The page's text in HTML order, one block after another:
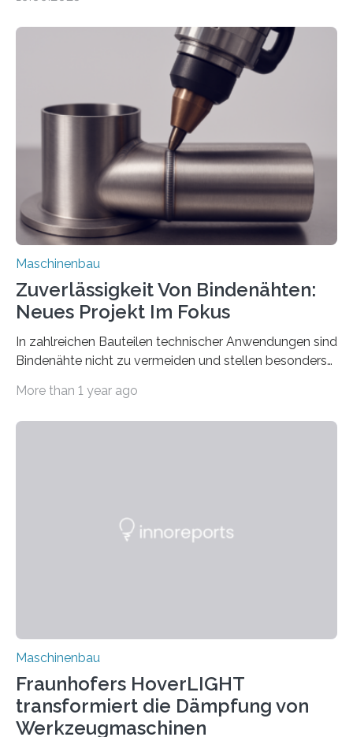
Automobil, Maschinenbau und in der Zulieferindustrie.
Teile als eine Einheit verpacken. Die Anordnung kann
der Benutzer vorgeben und erhält so mehr Kontrolle
über die Positionierung der Bauteile. Die ebenfalls neue
Automatisierungsschnittstelle dient dazu, die Software
besser in spezifische Unternehmensprozesse
einzubinden. Sankt Augustin – Zur Messe FACHPACK
vom 23. bis 25. September in Nürnberg…
Maschinenbau
Zuverlässigkeit Von Bindenähten:
Neues Projekt Im Fokus
In zahlreichen Bauteilen technischer Anwendungen sind
Bindenähte nicht zu vermeiden und stellen besonders
Matrixmaterials eine große Herausforderung dar.
Durch den verstärkten Einsatz von Rezyklaten
More than 1 year ago
Maschinenbau
Fraunhofers HoverLIGHT
transformiert die Dämpfung von
Werkzeugmaschinen